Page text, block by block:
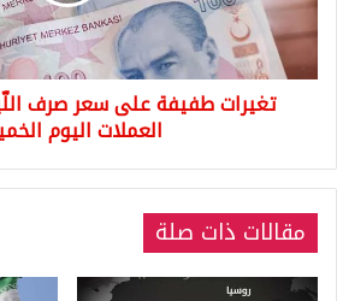
التركية
العملات
تغيرات طفيفة على سعر صرف
العملات اليوم
مقالات ذات صلة